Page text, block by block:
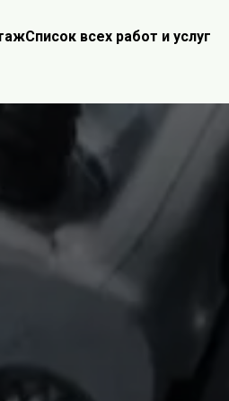
Список всех работ и услуг